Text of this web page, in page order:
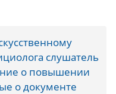
слушатель
о повышении
о документе